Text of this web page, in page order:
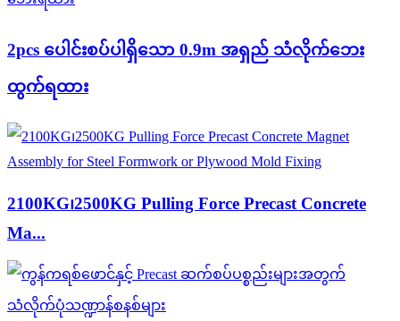
2pcs ပေါင်းစပ်ပါရှိသော 0.9m အရှည် သံလိုက်ဘေး
ထွက်ရထား
2100KG၊2500KG Pulling Force Precast Concrete
Ma...